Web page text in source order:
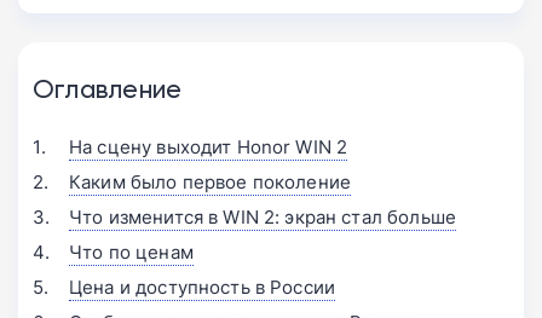
Оглавление
На сцену выходит Honor WIN 2
Каким было первое поколение
Что изменится в WIN 2: экран стал больше
Что по ценам
Цена и доступность в России